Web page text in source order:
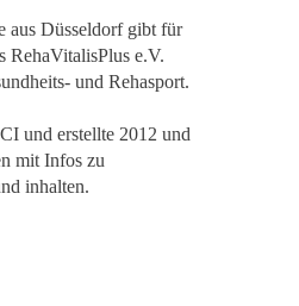
aus Düsseldorf gibt für
RehaVitalisPlus e.V.
und Rehasport.
und erstellte 2012 und
mit Infos zu
inhalten.